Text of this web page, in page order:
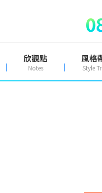
欣觀點
Notes
風格
Style